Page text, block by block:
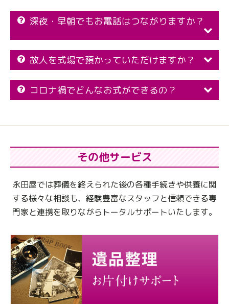
深夜・早朝でもお電話はつながりますか？
故人を式場で預かっていただけますか？
コロナ禍でどんなお式ができるの？
その他サービス
永田屋では葬儀を終えられた後の各種手続きや供養に関
する様々な相談も、 経験豊富なスタッフと信頼できる専
門家と連携を取りながらトータルサポートいたします。